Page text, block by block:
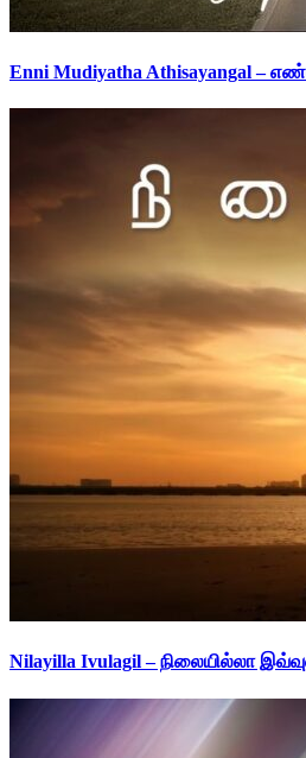
Enni Mudiyatha Athisayangal –
Nilayilla Ivulagil – நிலையில்லா